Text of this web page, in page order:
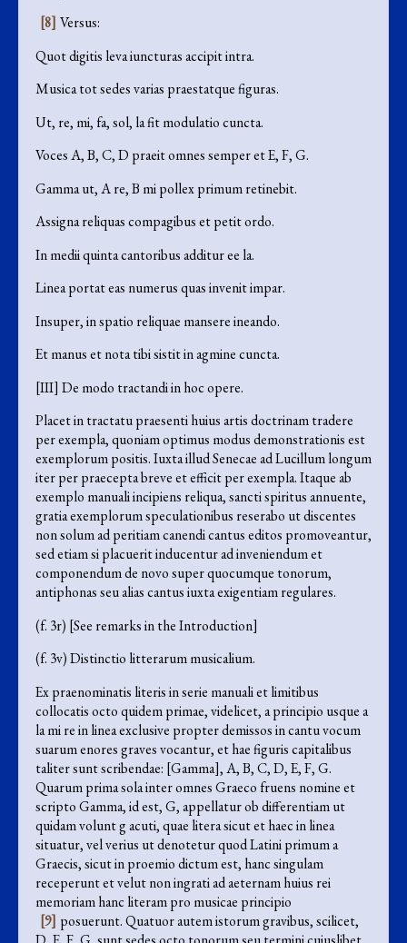
[8] Versus:
Quot digitis leva iuncturas accipit intra.
Musica tot sedes varias praestatque figuras.
Ut, re, mi, fa, sol, la fit modulatio cuncta.
Voces A, B, C, D praeit omnes semper et E, F, G.
Gamma ut, A re, B mi pollex primum retinebit.
Assigna reliquas compagibus et petit ordo.
In medii quinta cantoribus additur ee la.
Linea portat eas numerus quas invenit impar.
Insuper, in spatio reliquae mansere ineando.
Et manus et nota tibi sistit in agmine cuncta.
[III] De modo tractandi in hoc opere.
Placet in tractatu praesenti huius artis doctrinam tradere
per exempla, quoniam optimus modus demonstrationis est
exemplorum positis. Iuxta illud Senecae ad Lucillum longum
iter per praecepta breve et efficit per exempla. Itaque ab
exemplo manuali incipiens reliqua, sancti spiritus annuente,
gratia exemplorum speculationibus reserabo ut discentes
non solum ad peritiam canendi cantus editos promoveantur,
sed etiam si placuerit inducentur ad inveniendum et
componendum de novo super quocumque tonorum,
antiphonas seu alias cantus iuxta exigentiam regulares.
(f. 3r) [See remarks in the Introduction]
(f. 3v) Distinctio litterarum musicalium.
Ex praenominatis literis in serie manuali et limitibus
collocatis octo quidem primae, videlicet, a principio usque a
la mi re in linea exclusive propter demissos in cantu vocum
suarum enores graves vocantur, et hae figuris capitalibus
taliter sunt scribendae: [Gamma], A, B, C, D, E, F, G.
Quarum prima sola inter omnes Graeco fruens nomine et
scripto Gamma, id est, G, appellatur ob differentiam ut
quidam volunt g acuti, quae litera sicut et haec in linea
situatur, vel verius ut denotetur quod Latini primum a
Graecis, sicut in proemio dictum est, hanc singulam
receperunt et velut non ingrati ad aeternam huius rei
memoriam hanc literam pro musicae principio
[9] posuerunt. Quatuor autem istorum gravibus, scilicet,